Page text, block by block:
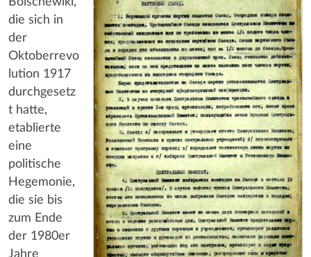
die sich in
der
Oktoberrevo
lution 1917
durchgesetz
t hatte,
etablierte
eine
politische
Hegemonie,
die sie bis
zum Ende
der 1980er
Jahre